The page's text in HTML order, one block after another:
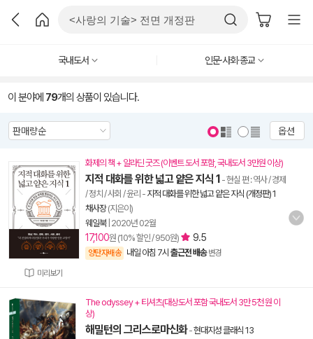
국내도서 인문·사회·종교
이 분야에 79개의 상품이 있습니다.
옵션
미리보기
화제의 책 + 알라딘 굿즈 (이벤트 도서 포함, 국내도서 3만원 이상)
지적 대화를 위한 넓고 얕은 지식 1 - 현실 편 : 역사 / 경제
/ 정치 / 사회 / 윤리 - 지적 대화를 위한 넓고 얕은 지식 (개정판) 1
채사장(지은이)
웨일북| 2020년 02월
17,100원 (10% 할인 / 950원) 9.5
양탄자배송 내일 아침 7시 출근전 배송 변경
The odyssey + 티셔츠(대상도서 포함 국내도서 3만 5천 원 이
상)
해밀턴의 그리스로마신화-현대지성 클래식 13